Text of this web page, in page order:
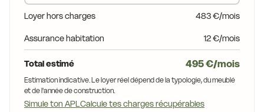
Loyer hors charges 483 €/mois
Assurance habitation 12 €/mois
Total estimé 495 €/mois
Estimation indicative. Le loyer réel dépend de la typologie, du meublé
et de l'année de construction.
Simule ton APLCalcule tes charges récupérables